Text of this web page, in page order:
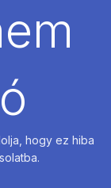
hogy ez hiba